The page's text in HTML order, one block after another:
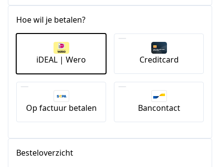
Hoe wil je betalen?
iDEAL | Wero Creditcard
Op factuur betalen Bancontact
Besteloverzicht